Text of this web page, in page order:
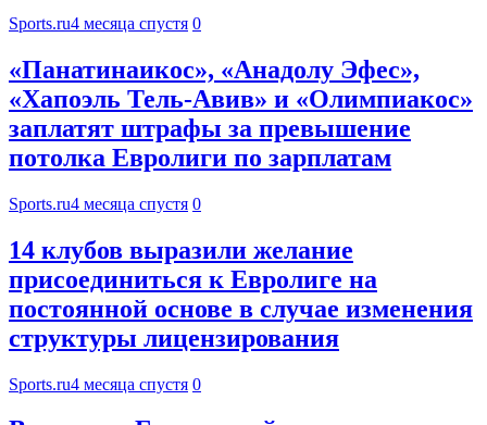
Sports.ru4 месяца спустя 0
«Панатинаикос», «Анадолу Эфес»,
«Хапоэль Тель-Авив» и «Олимпиакос»
заплатят штрафы за превышение
потолка Евролиги по зарплатам
Sports.ru4 месяца спустя 0
14 клубов выразили желание
присоединиться к Евролиге на
постоянной основе в случае изменения
структуры лицензирования
Sports.ru4 месяца спустя 0